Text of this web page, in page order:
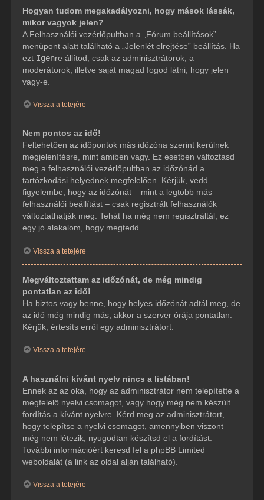
Hogyan tudom megakadályozni, hogy mások lássák,
mikor vagyok jelen?
A Felhasználói vezérlőpultban a „Fórum beállítások”
menüpont alatt található a „Jelenlét elrejtése” beállítás. Ha
ezt Igenre állítod, csak az adminisztrátorok, a
moderátorok, illetve saját magad fogod látni, hogy jelen
vagy-e.
Vissza a tetejére
Nem pontos az idő!
Feltehetően az időpontok más időzóna szerint kerülnek
megjelenítésre, mint amiben vagy. Ez esetben változtasd
meg a felhasználói vezérlőpultban az időzónád a
tartózkodási helyednek megfelelően. Kérjük, vedd
figyelembe, hogy az időzónát – mint a legtöbb más
felhasználói beállítást – csak regisztrált felhasználók
változtathatják meg. Tehát ha még nem regisztráltál, ez
egy jó alakalom, hogy megtedd.
Vissza a tetejére
Megváltoztattam az időzónát, de még mindig
pontatlan az idő!
Ha biztos vagy benne, hogy helyes időzónát adtál meg, de
az idő még mindig más, akkor a szerver órája pontatlan.
Kérjük, értesíts erről egy adminisztrátort.
Vissza a tetejére
A használni kívánt nyelv nincs a listában!
Ennek az az oka, hogy az adminisztrátor nem telepítette a
megfelelő nyelvi csomagot, vagy hogy még nem készült
fordítás a kívánt nyelvre. Kérd meg az adminisztrátort,
hogy telepítse a nyelvi csomagot, amennyiben viszont
még nem létezik, nyugodtan készítsd el a fordítást.
További információért keresd fel a phpBB Limited
weboldalát (a link az oldal alján található).
Vissza a tetejére